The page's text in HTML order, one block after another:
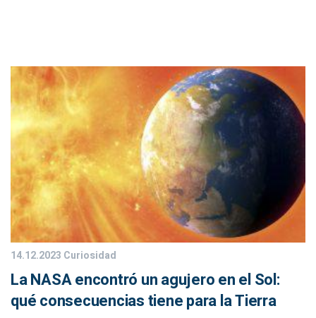
14.12.2023 Curiosidad
La NASA encontró un agujero en el Sol:
qué consecuencias tiene para la Tierra